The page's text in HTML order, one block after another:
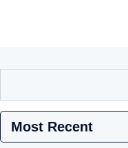
Most Recent